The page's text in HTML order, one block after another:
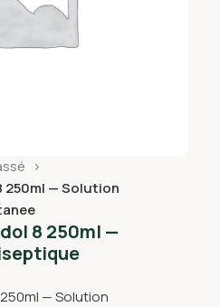
250ml — Solution
8 250ml —
— Solution